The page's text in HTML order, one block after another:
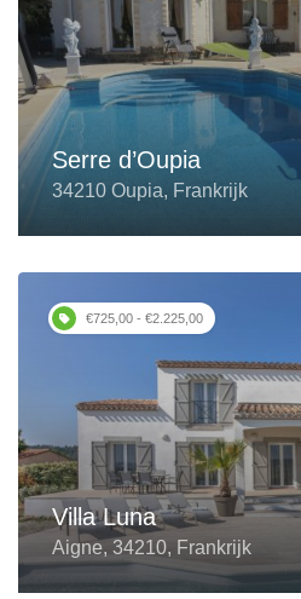
Serre d’Oupia
34210 Oupia, Frankrijk
€725,00 - €2.225,00
Villa Luna
Aigne, 34210, Frankrijk